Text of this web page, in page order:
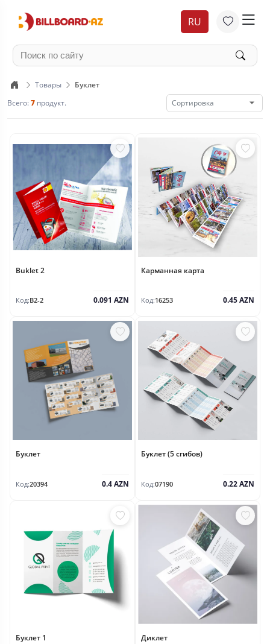
RU
Товары
Буклет
Всего:7 продукт.
Buklet 2
Код:B2-2 0.091 AZN
Карманная карта
Код:16253 0.45 AZN
Буклет
Код:20394 0.4 AZN
Буклет (5 сгибов)
Код:07190 0.22 AZN
Буклет 1 Диклет